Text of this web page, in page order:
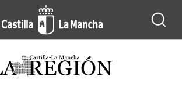
la región de Castilla-La